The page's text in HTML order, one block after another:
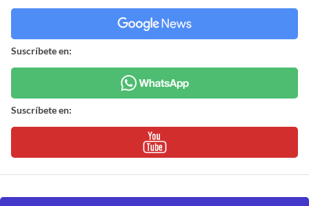
Suscríbete en:
Suscríbete en: